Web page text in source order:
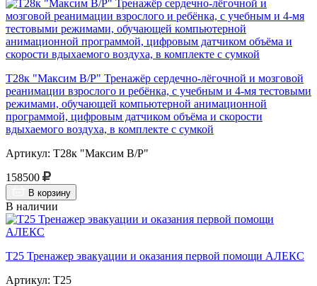
Т28к "Максим В/Р" Тренажёр сердечно-лёгочной и мозговой
реанимации взрослого и ребёнка, с учебным и 4-мя тестовыми
режимами, обучающей компьютерной анимационной
программой, цифровым датчиком объёма и скорости
вдыхаемого воздуха, в комплекте с сумкой
Артикул: Т28к "Максим В/Р"
158500
В корзину
В наличии
Т25 Тренажер эвакуации и оказания первой помощи АЛЕКС
Артикул: Т25